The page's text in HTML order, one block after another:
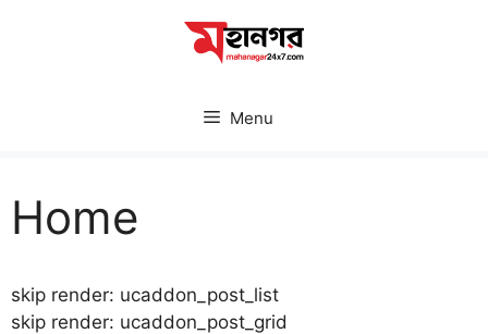
Menu
Home
skip render: ucaddon_post_list
skip render: ucaddon_post_grid